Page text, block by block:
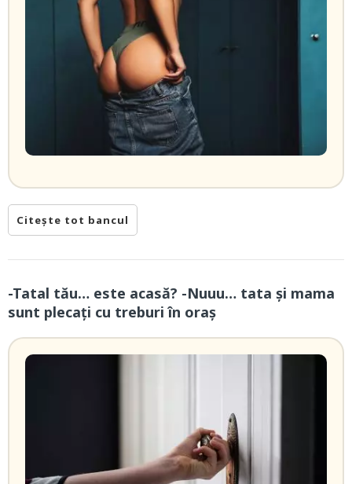
Citește tot bancul
-Tatal tău… este acasă? -Nuuu… tata și mama
sunt plecați cu treburi în oraș